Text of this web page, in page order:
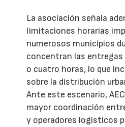
La asociación señala
limitaciones horarias
numerosos municipios
concentran las
o cuatro horas, lo que
sobre la distribución
Ante este escenario,
mayor coordinación
y operadores logísticos